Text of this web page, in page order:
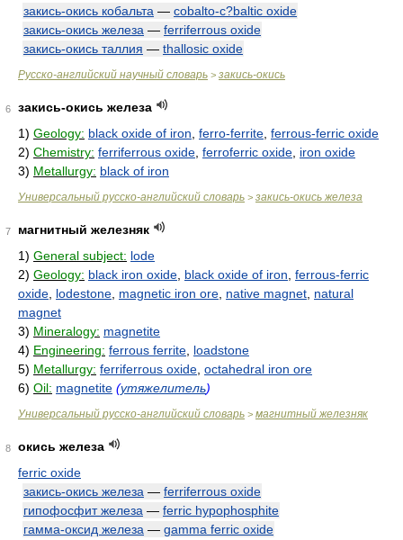
закись-окись кобальта — cobalto-c?baltic oxide
закись-окись железа — ferriferrous oxide
закись-окись таллия — thallosic oxide
Русско-английский научный словарь > закись-окись
6
закись-окись железа
1) Geology: black oxide of iron ferro-ferrite ferrous-ferric oxide
2) Chemistry: ferriferrous oxide ferroferric oxide iron oxide
3) Metallurgy: black of iron
Универсальный русско-английский словарь > закись-окись железа
7
магнитный железняк
1) General subject: lode
2) Geology: black iron oxide black oxide of iron ferrous-ferric
oxide lodestone magnetic iron ore native magnet natural
magnet
3) Mineralogy: magnetite
4) Engineering: ferrous ferrite loadstone
5) Metallurgy: ferriferrous oxide octahedral iron ore
6) Oil: magnetite (утяжелитель)
Универсальный русско-английский словарь > магнитный железняк
8
окись железа
ferric oxide
закись-окись железа — ferriferrous oxide
гипофосфит железа — ferric hypophosphite
гамма-оксид железа — gamma ferric oxide